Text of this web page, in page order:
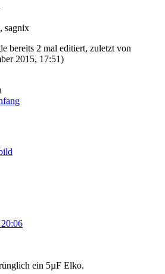
sagnix
bereits 2 mal editiert, zuletzt von
2015, 17:51)
ein 5µF Elko.